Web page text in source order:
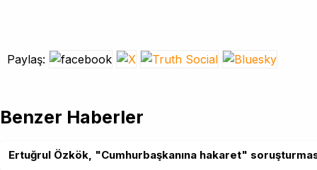
Paylaş:
Benzer Haberler
Ertuğrul Özkök, "Cumhurbaşkanına hakaret"